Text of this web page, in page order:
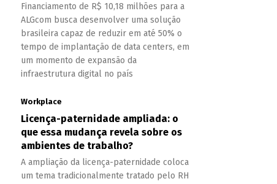
Financiamento de R$ 10,18 milhões para a
ALGcom busca desenvolver uma solução
brasileira capaz de reduzir em até 50% o
tempo de implantação de data centers, em
um momento de expansão da
infraestrutura digital no país
Workplace
Licença-paternidade ampliada: o
que essa mudança revela sobre os
ambientes de trabalho?
A ampliação da licença-paternidade coloca
um tema tradicionalmente tratado pelo RH